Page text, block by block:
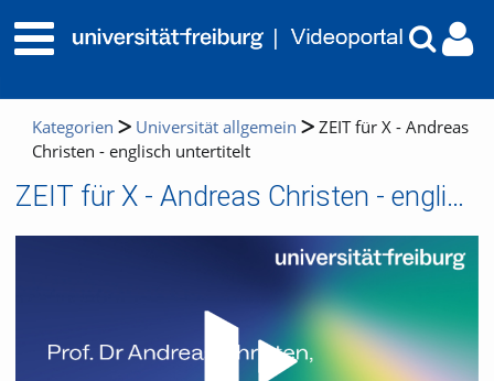
Kategorien Universität allgemein
ZEIT für X - Andreas
Christen - englisch untertitelt
ZEIT für X - Andreas Christen - englisch untertitelt